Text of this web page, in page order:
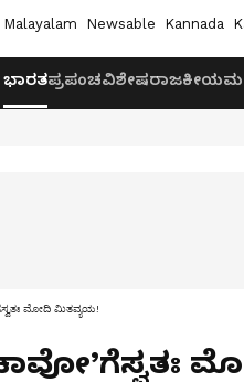
Malayalam Newsable Kannada
ಭಾರತಪ್ರಪಂಚವಿಶೇಷರಾಜಕೀಯ
ಮೋದಿ ಮಿತವ್ಯಯ!